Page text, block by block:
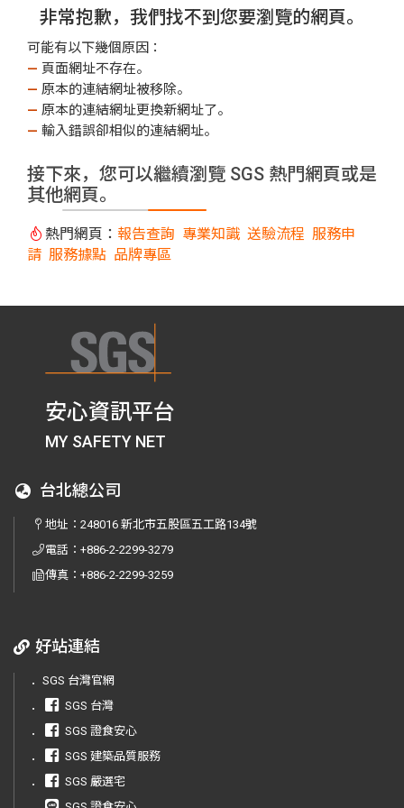
非常抱歉，我們找不到您要瀏覽的網頁。
可能有以下幾個原因：
— 頁面網址不存在。
— 原本的連結網址被移除。
— 原本的連結網址更換新網址了。
— 輸入錯誤卻相似的連結網址。
接下來，您可以繼續瀏覽 SGS 熱門網頁或是
其他網頁。
熱門網頁： 報告查詢 專業知識 送驗流程 服務申
請 服務據點 品牌專區
安心資訊平台
MY SAFETY NET
台北總公司
地址：248016 新北市五股區五工路134號
電話：+886-2-2299-3279
傳真：+886-2-2299-3259
好站連結
． SGS 台灣官網
．
SGS 台灣
．
SGS 證食安心
．
SGS 建築品質服務
．
SGS 嚴選宅